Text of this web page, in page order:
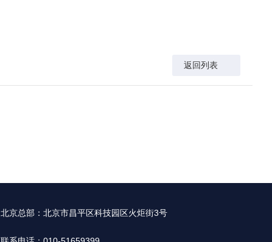
返回列表
北京总部：北京市昌平区科技园区火炬街3号